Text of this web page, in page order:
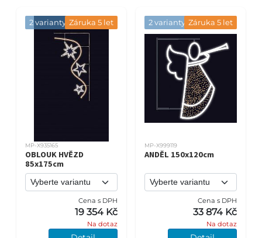
2 varianty Záruka 5 let
MP-X935165
OBLOUK HVĚZD
85x175cm
Cena s DPH
19 354 Kč
Na dotaz
2 varianty Záruka 5 let
MP-X999119
ANDĚL 150x120cm
Cena s DPH
33 874 Kč
Na dotaz